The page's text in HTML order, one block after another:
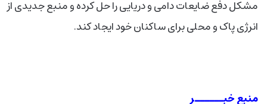
مشکل دفع ضایعات دامی و دریایی را حل کرده و منبع جدیدی از
انرژی پاک و محلی برای ساکنان خود ایجاد کند.
منبع خبــــــر